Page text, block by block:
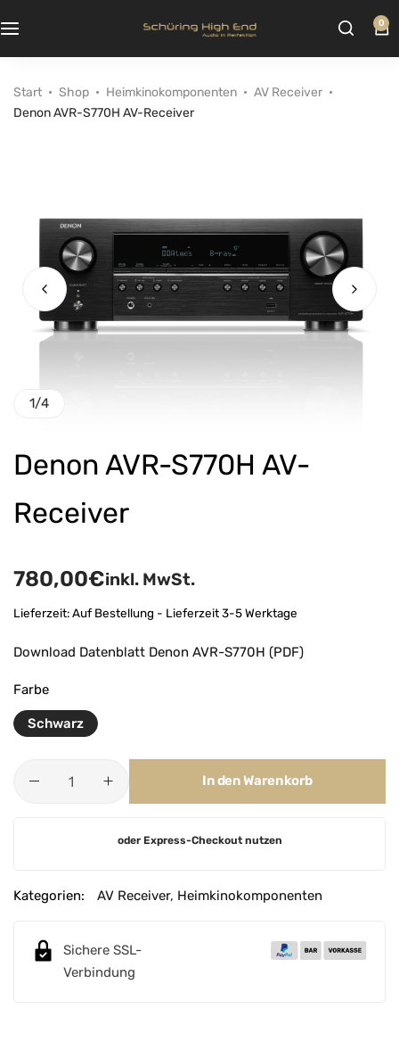
0
Start Shop Heimkinokomponenten
AV Receiver
Denon AVR-S770H AV-Receiver
1/4
Denon AVR-S770H AV-
Receiver
780,00€inkl. MwSt.
Lieferzeit:Auf Bestellung - Lieferzeit 3-5 Werktage
Download Datenblatt Denon AVR-S770H (PDF)
Farbe
Schwarz
In den Warenkorb
e
oder Express-Checkout nutzen
Kategorien: AV Receiver, Heimkinokomponenten
Sichere SSL-
Verbindung